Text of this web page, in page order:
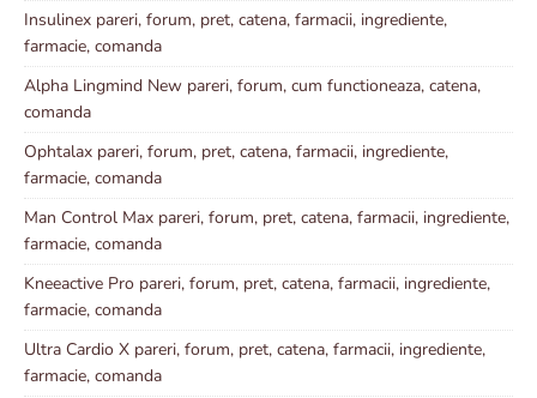
Insulinex pareri, forum, pret, catena, farmacii, ingrediente,
farmacie, comanda
Alpha Lingmind New pareri, forum, cum functioneaza, catena,
comanda
Ophtalax pareri, forum, pret, catena, farmacii, ingrediente,
farmacie, comanda
Man Control Max pareri, forum, pret, catena, farmacii, ingrediente,
farmacie, comanda
Kneeactive Pro pareri, forum, pret, catena, farmacii, ingrediente,
farmacie, comanda
Ultra Cardio X pareri, forum, pret, catena, farmacii, ingrediente,
farmacie, comanda